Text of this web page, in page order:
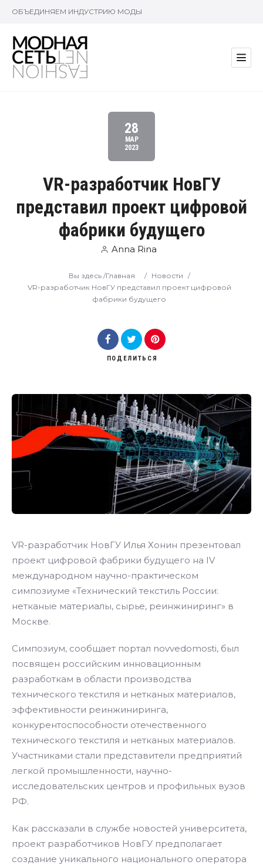
ОБЪЕДИНЯЕМ ИНДУСТРИЮ МОДЫ
28
МАР
2023
VR-разработчик НовГУ
представил проект цифровой
фабрики будущего
Anna Rina
Вы здесь /Главная / Новости /
VR-разработчик НовГУ представил проект цифровой
фабрики будущего
ПОДЕЛИТЬСЯ
VR-разработчик НовГУ Илья Хонин презентовал
проект цифровой фабрики будущего на IV
международном научно-практическом
симпозиуме «Технический текстиль России:
нетканые материалы, сырье, реинжиниринг» в
Москве.
Симпозиум, сообщает портал novvedomosti, был
посвящен российским инновационным
разработкам в области производства
технического текстиля и нетканых материалов,
эффективности реинжиниринга,
конкурентоспособности отечественного
технического текстиля и нетканых материалов.
Участниками стали представители предприятий
легкой промышленности, научно-
исследовательских центров и профильных вузов
РФ.
Как рассказали в службе новостей университета,
проект разработчиков НовГУ предполагает
создание уникального национального оператора